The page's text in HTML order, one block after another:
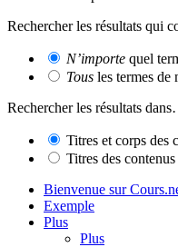
Rechercher les résultats qui
N’importe quel
Tous les termes de
Rechercher les résultats
Titres et corps des
Titres des
Bienvenue sur
Exemple
Plus
Plus